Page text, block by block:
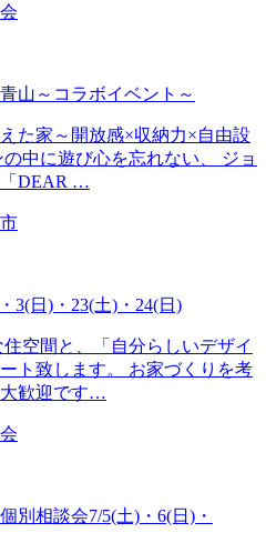
山～コラボイベント～
た家～開放感×収納力×自由設
中に遊び心を忘れない、 ジョ
「DEAR …
3(日)・23(土)・24(日)
空間と、「自分らしいデザイ
ト致します。 お家づくりを考
大歓迎です…
別相談会7/5(土)・6(日)・